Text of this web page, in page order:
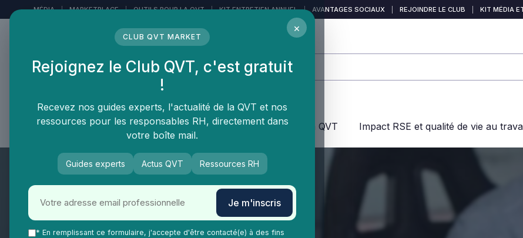
MÉDIA | MARKETPLACE | OUTILS POUR LA QVT | KIT ENTRETIEN ANNUEL | AVANTAGES SOCIAUX REJOINDRE LE CLUB KIT MÉDIA
LE MÉDIA DES
Vie Ma Vie dans la QVT Tendances QVT Enjeux dans la QVT Impact RSE et qualité de vie au
×
CLUB QVT MARKET
Rejoignez le Club QVT, c'est gratuit
!
Recevez nos guides experts, l'actualité de la QVT et nos
ressources pour les responsables RH, directement dans
votre boîte mail.
Guides experts Actus QVT Ressources RH
Je m'inscris
* En remplissant ce formulaire, j'accepte d'être contacté(e) à des fins
Panneau de gestion des cookies